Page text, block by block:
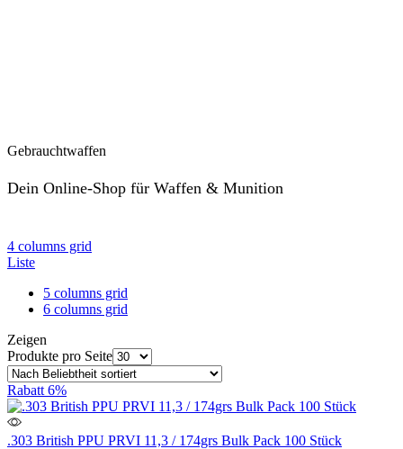
Gebrauchtwaffen
Dein Online-Shop für Waffen & Munition
4 columns grid
Liste
5 columns grid
6 columns grid
Zeigen
Produkte pro Seite
Rabatt 6%
.303 British PPU PRVI 11,3 / 174grs Bulk Pack 100 Stück